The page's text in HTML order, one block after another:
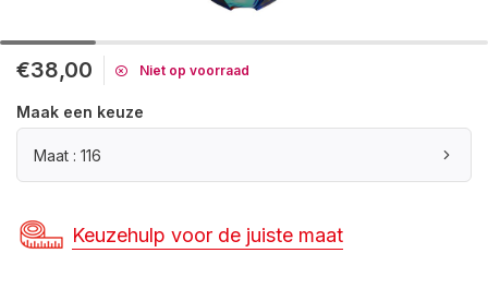
€38,00 Niet op voorraad
Maak een keuze
Maat : 116
Keuzehulp voor de juiste maat